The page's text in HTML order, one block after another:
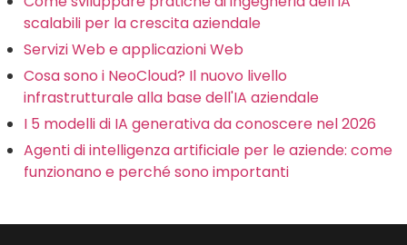
scalabili per la crescita aziendale
Servizi Web e applicazioni Web
Cosa sono i NeoCloud? Il nuovo livello
infrastrutturale alla base dell'IA aziendale
I 5 modelli di IA generativa da conoscere nel 2026
Agenti di intelligenza artificiale per le aziende: come
funzionano e perché sono importanti